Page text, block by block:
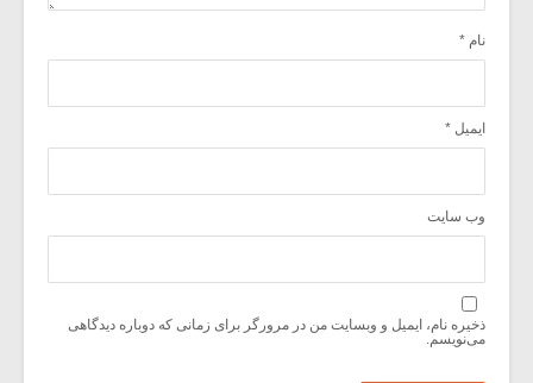
نام *
ایمیل *
وب‌ سایت
ذخیره نام، ایمیل و وبسایت من در مرورگر برای زمانی که دوباره دیدگاهی
می‌نویسم.